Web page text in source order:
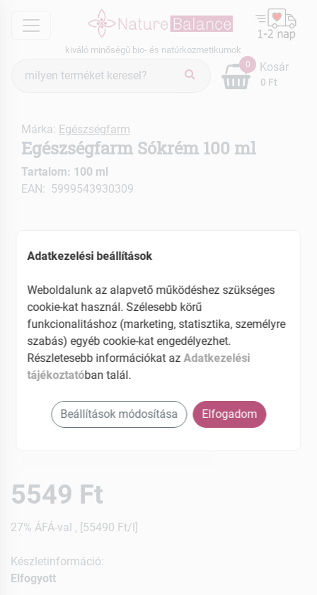
menu
kiváló minőségű bio- és natúrkozmetikumok
keresés
0
0 Ft
Kosár
Márka: Egészségfarm
Egészségfarm Sókrém 100 ml
Tartalom: 100 ml
EAN: 5999543930309
5549 Ft
27% ÁFÁ-val , [55490 Ft/l]
Készletinformáció:
Elfogyott
Adatkezelési beállítások
Weboldalunk az alapvető működéshez szükséges
cookie-kat használ. Szélesebb körű
funkcionalitáshoz (marketing, statisztika, személyre
szabás) egyéb cookie-kat engedélyezhet.
Részletesebb információkat azAdatkezelési
tájékoztatóban talál.
Beállítások módosítása Elfogadom